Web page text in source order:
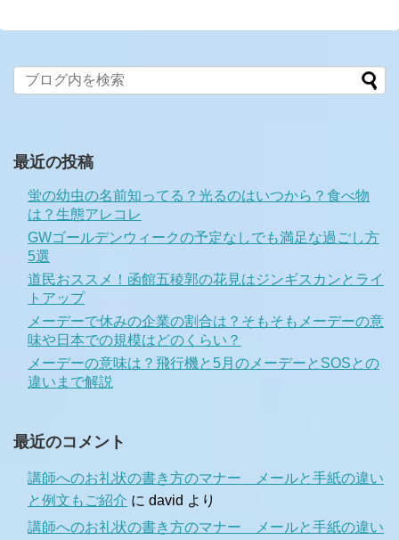
最近の投稿
蛍の幼虫の名前知ってる？光るのはいつから？食べ物
は？生態アレコレ
GWゴールデンウィークの予定なしでも満足な過ごし方
5選
道民おススメ！函館五稜郭の花見はジンギスカンとライ
トアップ
メーデーで休みの企業の割合は？そもそもメーデーの意
味や日本での規模はどのくらい？
メーデーの意味は？飛行機と5月のメーデーとSOSとの
違いまで解説
最近のコメント
講師へのお礼状の書き方のマナー メールと手紙の違い
と例文もご紹介 に david より
講師へのお礼状の書き方のマナー メールと手紙の違い